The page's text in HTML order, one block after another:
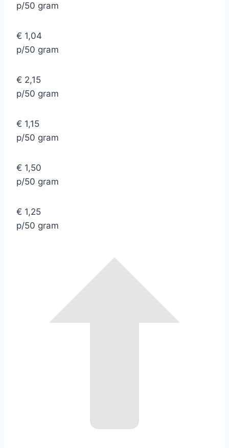
p/50 gram
€ 1,04
p/50 gram
€ 2,15
p/50 gram
€ 1,15
p/50 gram
€ 1,50
p/50 gram
€ 1,25
p/50 gram